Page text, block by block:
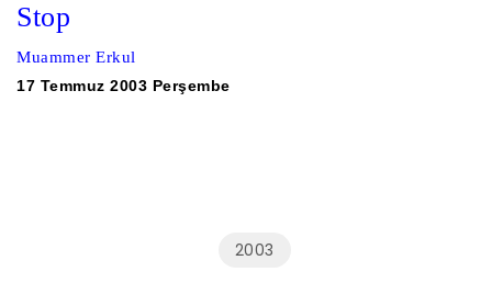
Stop
Muammer Erkul
17 Temmuz 2003 Perşembe
2003